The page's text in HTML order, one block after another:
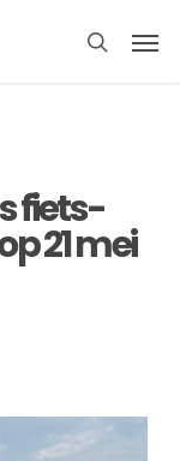
search
fiets-
21 mei